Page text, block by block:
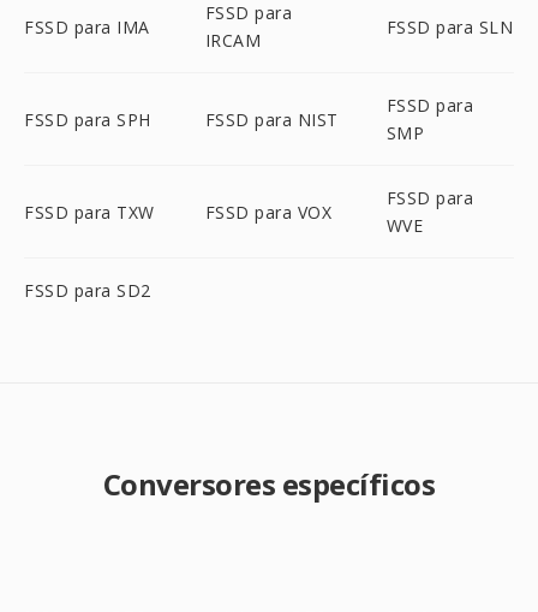
FSSD para IMA
FSSD para
IRCAM
FSSD para SLN
FSSD para SPH FSSD para NIST
FSSD para
SMP
FSSD para TXW FSSD para VOX
FSSD para
WVE
FSSD para SD2
Conversores específicos